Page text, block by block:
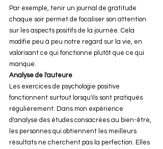
Par exemple, tenir un journal de gratitude
chaque soir permet de focaliser son attention
sur les aspects positifs de la journée. Cela
modifie peu à peu notre regard sur la vie, en
valorisant ce qui fonctionne plutôt que ce qui
manque.
Analyse de l'auteure
Les exercices de psychologie positive
fonctionnent surtout lorsqu'ils sont pratiqués
régulièrement. Dans mon expérience
d'analyse des études consacrées au bien-être,
les personnes qui obtiennent les meilleurs
résultats ne cherchent pas la perfection. Elles